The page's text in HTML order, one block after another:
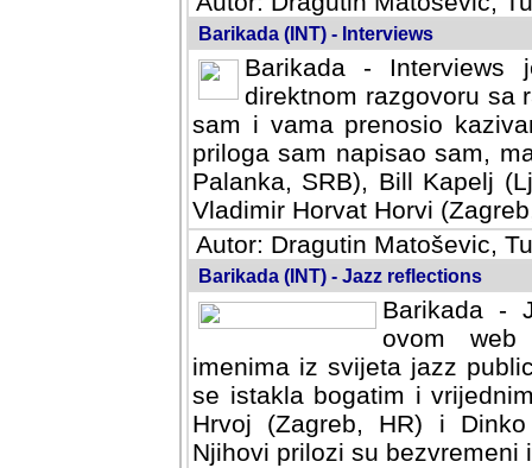
Barikada (INT) - Interviews
Barikada -
direktnom razgovoru sa
sam i vama prenosio
priloga sam napisao sam,
Palanka, SRB), Bill Kapelj
Vladimir Horvat Horvi
Autor: Dragutin Matoševic,
Barikada (INT) - Jazz reflections
Barikada -
ovom web
imenima iz svijeta jazz
se istakla bogatim i
Hrvoj (Zagreb, HR) i
Njihovi prilozi su bezvremeni